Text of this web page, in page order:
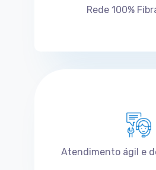
Rede 100%
Atendimento ágil e